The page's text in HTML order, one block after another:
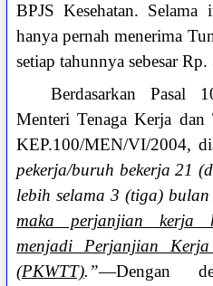
BPJS Kesehatan.
hanya pernah menerima
setiap tahunnya sebesar
Berdasarkan Pasal
Menteri Tenaga Kerja
KEP.100/MEN/VI/2004,
pekerja/buruh bekerja 21
lebih selama 3 (tiga)
maka perjanjian kerja
menjadi Perjanjian
(PKWTT).”—Dengan